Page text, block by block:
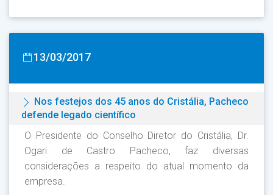
13/03/2017
Nos festejos dos 45 anos do Cristália, Pacheco
defende legado científico
O Presidente do Conselho Diretor do Cristália, Dr.
Ogari de Castro Pacheco, faz diversas
considerações a respeito do atual momento da
empresa.